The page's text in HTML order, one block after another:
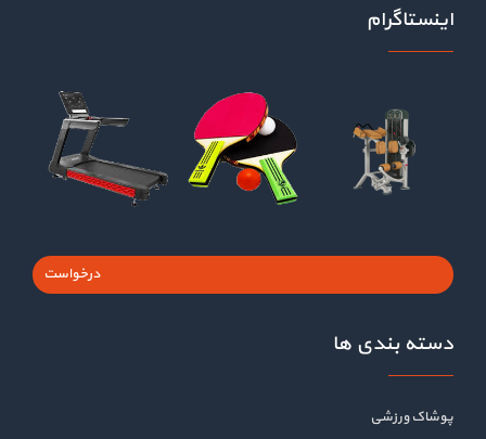
اینستاگرام
درخواست
دسته بندی ها
پوشاک ورزشی